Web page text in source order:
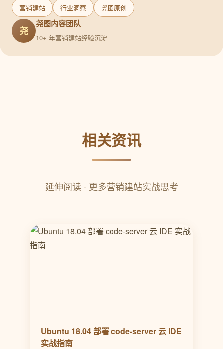
营销建站 行业洞察 尧图原创
尧
尧图内容团队
10+ 年营销建站经验沉淀
相关资讯
延伸阅读 · 更多营销建站实战思考
Ubuntu 18.04 部署 code-server 云 IDE
实战指南